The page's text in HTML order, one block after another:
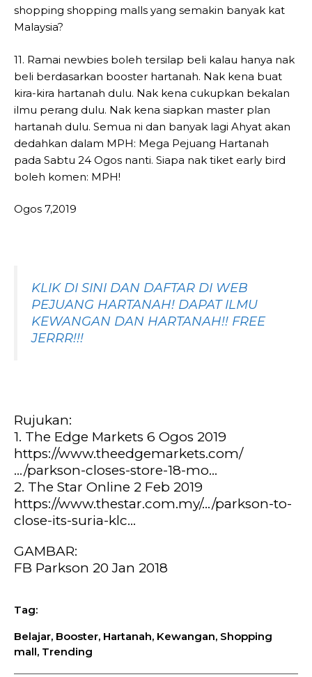
shopping shopping malls yang semakin banyak kat
Malaysia?
11. Ramai newbies boleh tersilap beli kalau hanya nak
beli berdasarkan booster hartanah. Nak kena buat
kira-kira hartanah dulu. Nak kena cukupkan bekalan
ilmu perang dulu. Nak kena siapkan master plan
hartanah dulu. Semua ni dan banyak lagi Ahyat akan
dedahkan dalam MPH: Mega Pejuang Hartanah
pada Sabtu 24 Ogos nanti. Siapa nak tiket early bird
boleh komen: MPH!
Ogos 7,2019
KLIK DI SINI DAN DAFTAR DI WEB
PEJUANG HARTANAH! DAPAT ILMU
KEWANGAN DAN HARTANAH!! FREE
JERRR!!!
Rujukan:
1. The Edge Markets 6 Ogos 2019
https://www.theedgemarkets.com/
…/parkson-closes-store-18-mo…
2. The Star Online 2 Feb 2019
https://www.thestar.com.my/…/parkson-to-
close-its-suria-klc…
GAMBAR:
FB Parkson 20 Jan 2018
Tag:
Belajar, Booster, Hartanah, Kewangan, Shopping
mall, Trending